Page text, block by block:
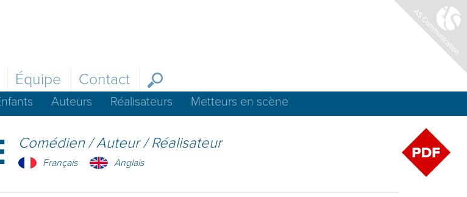
Auteurs Réalisateurs Metteurs en scène
Équipe Contact
Comédien / Auteur / Réalisateur
Français Anglais